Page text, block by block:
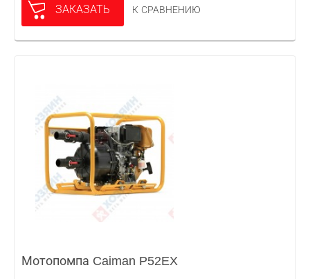
ЗАКАЗАТЬ К СРАВНЕНИЮ
Мотопомпа Caiman P52EX